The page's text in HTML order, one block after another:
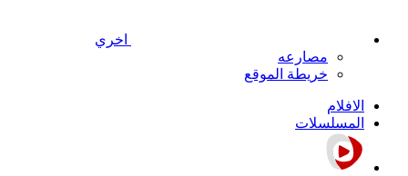
اخري
مصارعه
خريطة الموقع
الافلام
المسلسلات